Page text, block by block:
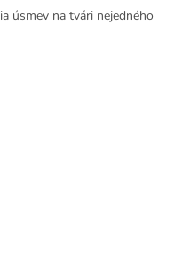
úsmev na tvári nejedného